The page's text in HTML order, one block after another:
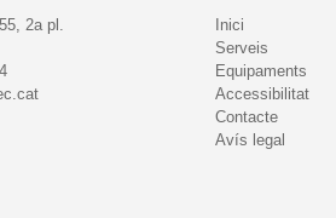
2a pl.
Inici
Serveis
Equipaments
Accessibilitat
Contacte
Avís legal